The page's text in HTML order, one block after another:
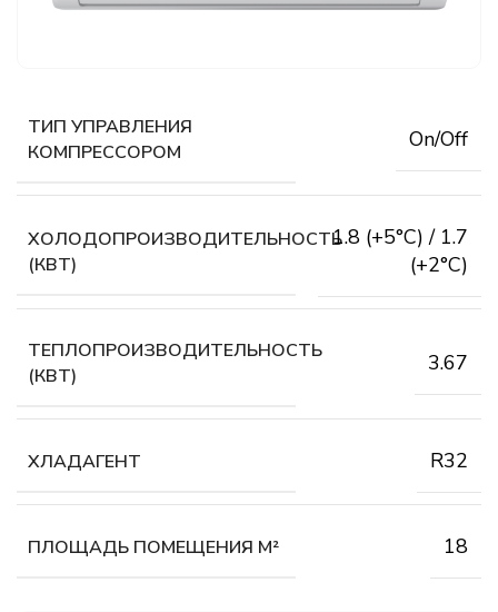
ТИП УПРАВЛЕНИЯ
КОМПРЕССОРОМ
On/Off
ХОЛОДОПРОИЗВОДИТЕЛЬНОСТЬ
(КВТ)
1.8 (+5°С) / 1.7
(+2°С)
ТЕПЛОПРОИЗВОДИТЕЛЬНОСТЬ
(КВТ)
3.67
ХЛАДАГЕНТ R32
ПЛОЩАДЬ ПОМЕЩЕНИЯ М² 18